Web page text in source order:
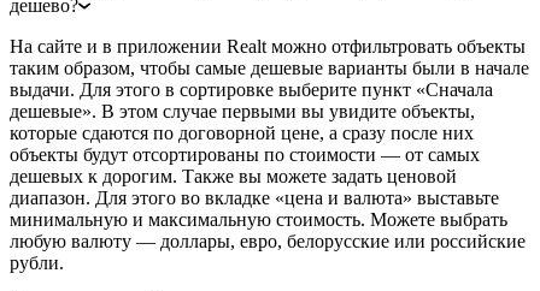
дешево?
На сайте и в приложении Realt можно отфильтровать объекты
таким образом, чтобы самые дешевые варианты были в начале
выдачи. Для этого в сортировке выберите пункт «Сначала
дешевые». В этом случае первыми вы увидите объекты,
которые сдаются по договорной цене, а сразу после них
объекты будут отсортированы по стоимости — от самых
дешевых к дорогим. Также вы можете задать ценовой
диапазон. Для этого во вкладке «цена и валюта» выставьте
минимальную и максимальную стоимость. Можете выбрать
любую валюту — доллары, евро, белорусские или российские
рубли.